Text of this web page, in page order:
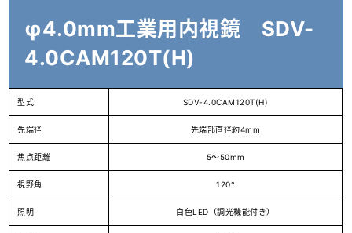
φ4.0mm工業用内視鏡 SDV-
4.0CAM120T(H)
型式 SDV-4.0CAM120T(H)
先端径 先端部直径約4mm
焦点距離 5〜50mm
視野角 120°
照明 白色LED（調光機能付き）